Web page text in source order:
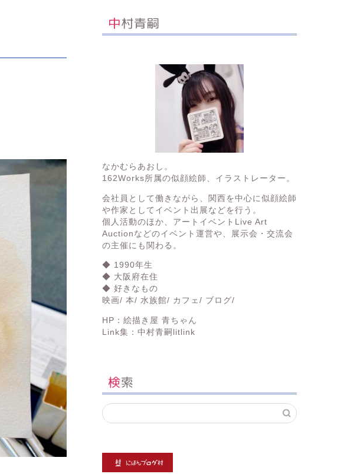
中村青嗣
なかむらあおし。
162Works所属の似顔絵師、イラストレーター。
会社員として働きながら、関西を中心に似顔絵師
や作家としてイベント出展などを行う。
個人活動のほか、アートイベント
Live Art
Auction などのイベント運営や、展示会・交流会
の主催にも関わる。
◆ 1990年生
◆ 大阪府在住
◆ 好きなもの
映画/ 本/ 水族館/ カフェ/ ブログ/
HP： 絵描き屋 青ちゃん
Link集： 中村青嗣litlink
検索